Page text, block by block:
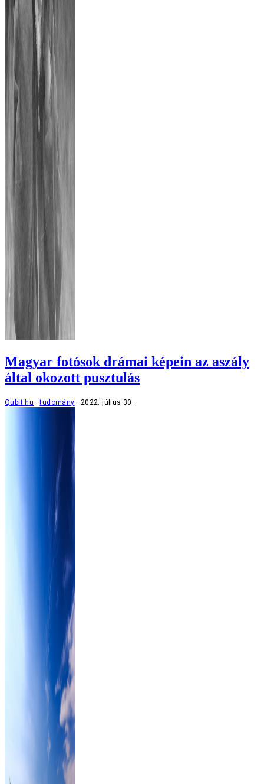
Magyar fotósok drámai képein az aszály
által okozott pusztulás
Qubit.hu tudomány 2022. július 30.